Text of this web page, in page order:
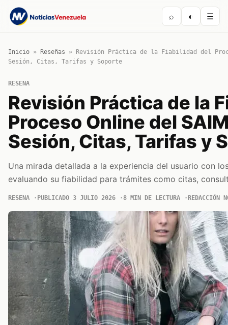
⌕ ◐ ☰
Inicio » Reseñas »
Revisión Práctica de la Fiabilidad del
Sesión, Citas, Tarifas y Soporte
RESENA
Revisión Práctica de la
Proceso Online del
Sesión, Citas, Tarifas y
Una mirada detallada a la experiencia del usuario con
evaluando su fiabilidad para trámites como citas,
RESENA PUBLICADO 3 JULIO 2026 8 MIN DE LECTURA REDACCIÓN